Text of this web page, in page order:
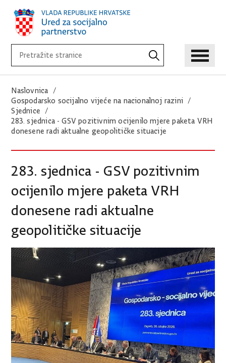
Naslovnica
Gospodarsko socijalno vijeće na nacionalnoj razini
Sjednice
283. sjednica - GSV pozitivnim ocijenilo mjere paketa VRH
donesene radi aktualne geopolitičke situacije
283. sjednica - GSV pozitivnim
ocijenilo mjere paketa VRH
donesene radi aktualne
geopolitičke situacije